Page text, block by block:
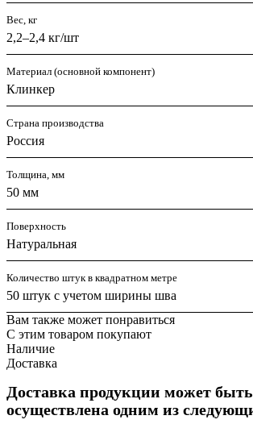
Вес, кг
2,2–2,4 кг/шт
Материал (основной компонент)
Клинкер
Страна производства
Россия
Толщина, мм
50 мм
Поверхность
Натуральная
Количество штук в квадратном метре
50 штук с учетом ширины шва
Вам также может понравиться
С этим товаром покупают
Наличие
Доставка
Доставка продукции может быть
осуществлена одним из